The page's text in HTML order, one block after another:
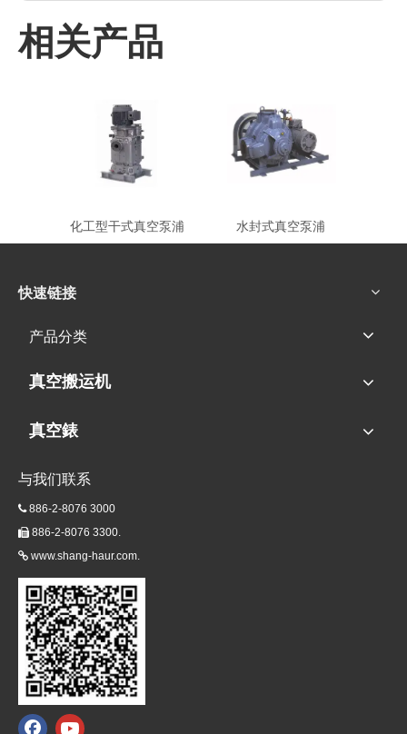
相关产品
化工型干式真空泵浦 水封式真空泵浦
快速链接
产品分类
真空搬运机
真空錶
与我们联系
886-2-8076 3000
 886-2-8076 3300.
 www.shang-haur.com.